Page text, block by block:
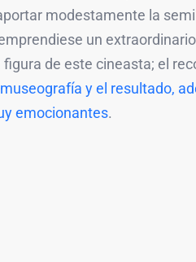
modestamente la
un
de este cineasta; el
y el resultado,
emocionantes.